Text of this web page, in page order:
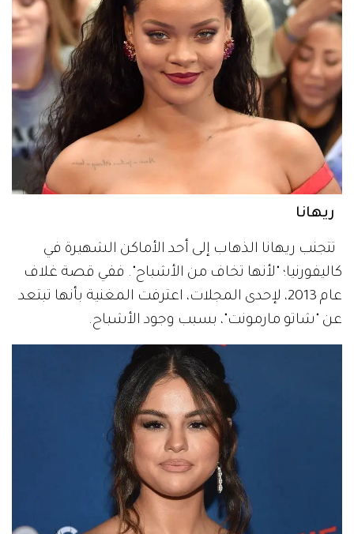
ريهانا
تتجنب ريهانا الذهاب إلى أحد الأماكن الشهيرة في
كاليفورنيا؛ "لأنها تخاف من الأشباح". ففي قصة غلاف
عام 2013، لإحدى المجلات، اعترفت المغنية بأنها تبتعد
عن "شاتو مارمونت"، بسبب وجود الأشباح.